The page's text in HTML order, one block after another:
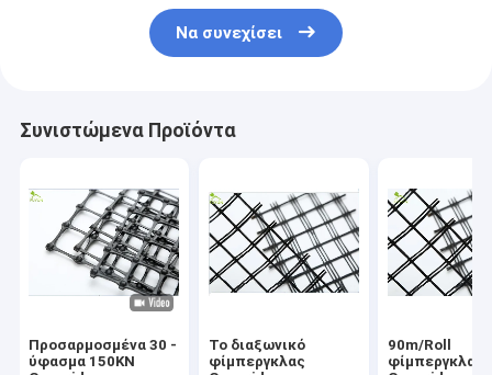
Να συνεχίσει
Συνιστώμενα Προϊόντα
Προσαρμοσμένα 30 -
ύφασμα 150KN
Το διαξωνικό
φίμπεργκλας
90m/Roll
φίμπεργκλας